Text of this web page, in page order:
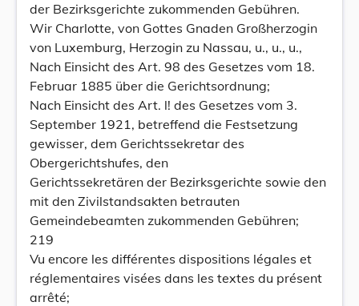
der Bezirksgerichte zukommenden Gebühren.
Wir Charlotte, von Gottes Gnaden Großherzogin
von Luxemburg, Herzogin zu Nassau, u., u., u.,
Nach Einsicht des Art. 98 des Gesetzes vom 18.
Februar 1885 über die Gerichtsordnung;
Nach Einsicht des Art. l! des Gesetzes vom 3.
September 1921, betreffend die Festsetzung
gewisser, dem Gerichtssekretar des
Obergerichtshufes, den
Gerichtssekretären der Bezirksgerichte sowie den
mit den Zivilstandsakten betrauten
Gemeindebeamten zukommenden Gebühren;
219
Vu encore les différentes dispositions légales et
réglementaires visées dans les textes du présent
arrêté;